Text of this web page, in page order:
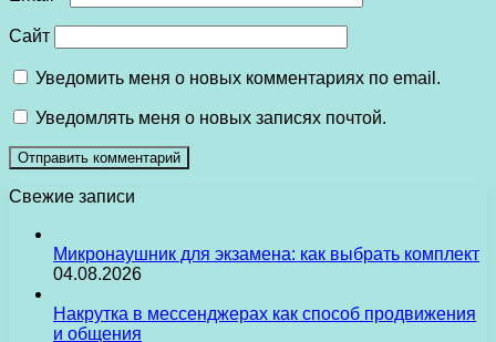
Сайт
Уведомить меня о новых комментариях по email.
Уведомлять меня о новых записях почтой.
Свежие записи
Микронаушник для экзамена: как выбрать комплект
04.08.2026
Накрутка в мессенджерах как способ продвижения
и общения